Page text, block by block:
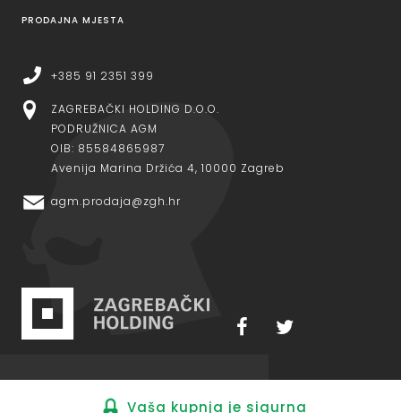
PRODAJNA MJESTA
+385 91 2351 399
ZAGREBAČKI HOLDING D.O.O.
PODRUŽNICA AGM
OIB: 85584865987
Avenija Marina Držića 4, 10000 Zagreb
agm.prodaja@zgh.hr
Vaša kupnja je sigurna